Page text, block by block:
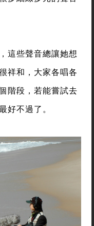
這些聲音總讓她想
祥和，大家各唱各
階段，若能嘗試去
好不過了。